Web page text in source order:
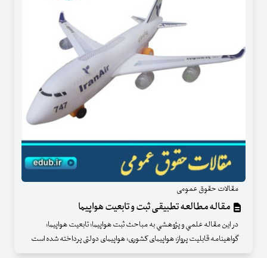
مقالات حقوق عمومی
مقاله مطالعه تطبیقی ثبت و تابعیت هواپیما
در اين مقاله علمي و پژوهشي به مباحث ثبت هواپیما؛ تابعیت هواپیما؛
گواهینامه قابلیت پرواز؛ هواپیمای کشوری؛ هواپیمای دولتی پرداخته شده است